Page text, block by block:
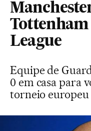
Tottenham
League
Equipe de
0 em casa para
torneio europeu